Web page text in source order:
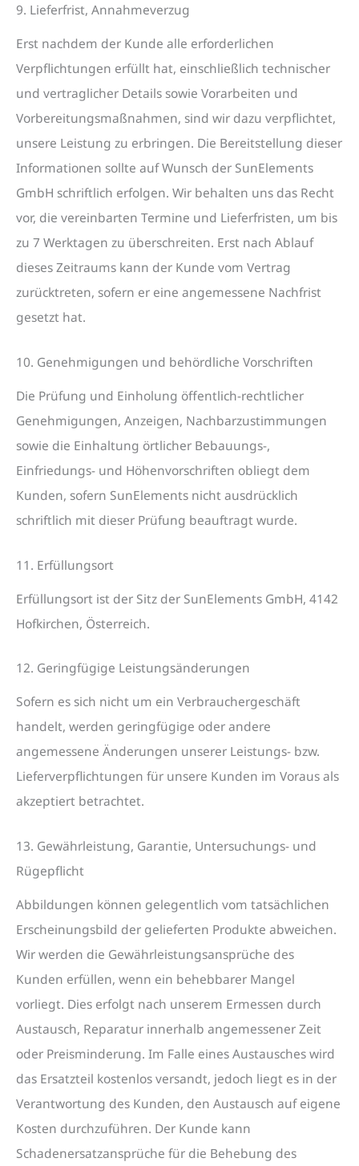
9. Lieferfrist, Annahmeverzug
Erst nachdem der Kunde alle erforderlichen
Verpflichtungen erfüllt hat, einschließlich technischer
und vertraglicher Details sowie Vorarbeiten und
Vorbereitungsmaßnahmen, sind wir dazu verpflichtet,
unsere Leistung zu erbringen. Die Bereitstellung dieser
Informationen sollte auf Wunsch der SunElements
GmbH schriftlich erfolgen. Wir behalten uns das Recht
vor, die vereinbarten Termine und Lieferfristen, um bis
zu 7 Werktagen zu überschreiten. Erst nach Ablauf
dieses Zeitraums kann der Kunde vom Vertrag
zurücktreten, sofern er eine angemessene Nachfrist
gesetzt hat.
10. Genehmigungen und behördliche Vorschriften
Die Prüfung und Einholung öffentlich-rechtlicher
Genehmigungen, Anzeigen, Nachbarzustimmungen
sowie die Einhaltung örtlicher Bebauungs-,
Einfriedungs- und Höhenvorschriften obliegt dem
Kunden, sofern SunElements nicht ausdrücklich
schriftlich mit dieser Prüfung beauftragt wurde.
11. Erfüllungsort
Erfüllungsort ist der Sitz der SunElements GmbH, 4142
Hofkirchen, Österreich.
12. Geringfügige Leistungsänderungen
Sofern es sich nicht um ein Verbrauchergeschäft
handelt, werden geringfügige oder andere
angemessene Änderungen unserer Leistungs- bzw.
Lieferverpflichtungen für unsere Kunden im Voraus als
akzeptiert betrachtet.
13. Gewährleistung, Garantie, Untersuchungs- und
Rügepflicht
Abbildungen können gelegentlich vom tatsächlichen
Erscheinungsbild der gelieferten Produkte abweichen.
Wir werden die Gewährleistungsansprüche des
Kunden erfüllen, wenn ein behebbarer Mangel
vorliegt. Dies erfolgt nach unserem Ermessen durch
Austausch, Reparatur innerhalb angemessener Zeit
oder Preisminderung. Im Falle eines Austausches wird
das Ersatzteil kostenlos versandt, jedoch liegt es in der
Verantwortung des Kunden, den Austausch auf eigene
Kosten durchzuführen. Der Kunde kann
Schadenersatzansprüche für die Behebung des